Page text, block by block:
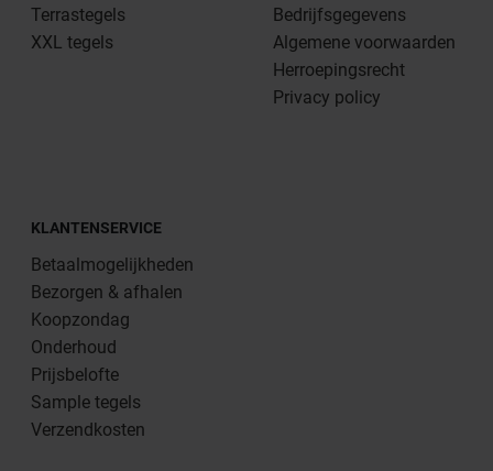
Terrastegels
XXL tegels
Bedrijfsgegevens
Algemene voorwaarden
Herroepingsrecht
Privacy policy
KLANTENSERVICE
Betaalmogelijkheden
Bezorgen & afhalen
Koopzondag
Onderhoud
Prijsbelofte
Sample tegels
Verzendkosten